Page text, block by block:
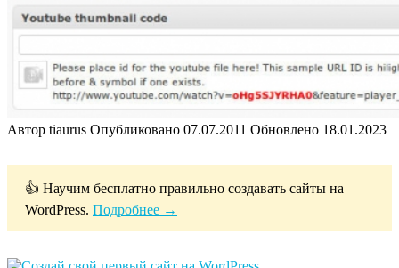
Автор tiaurus Опубликовано 07.07.2011 Обновлено 18.01.2023
👍 Научим бесплатно правильно создавать сайты на
WordPress. Подробнее →